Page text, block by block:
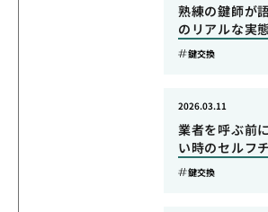
熟練の鍵師が
のリアルな実
鍵交換
業者を呼ぶ前
い時のセルフ
2026.03.11
鍵交換